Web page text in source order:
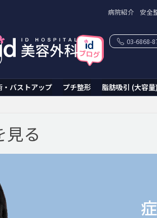
病院紹介 安全
・バストアップ プチ整形 脂肪吸引 (大容量)
03-6868-
る